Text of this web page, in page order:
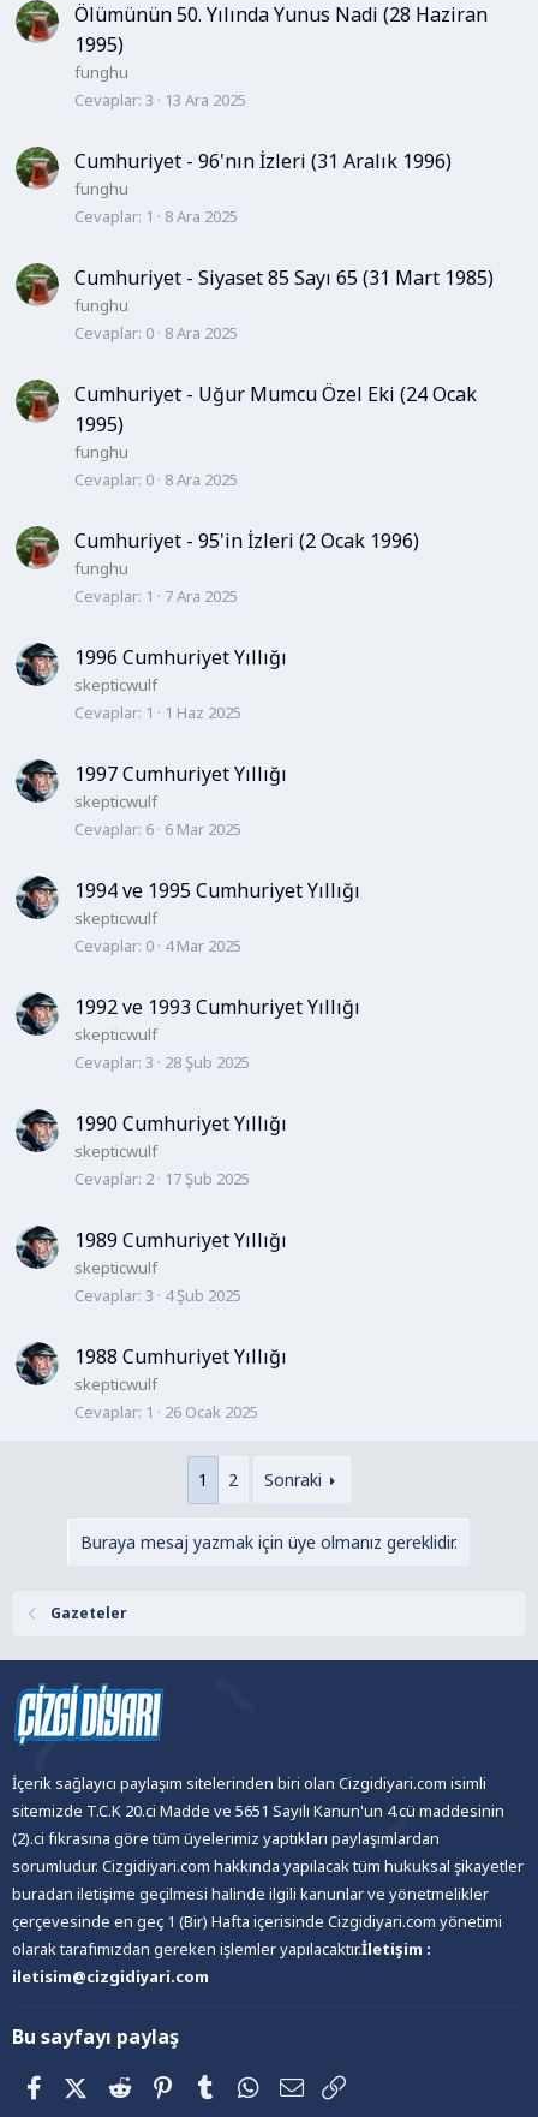
Ölümünün 50. Yılında Yunus Nadi (28 Haziran
1995)
funghu
Cevaplar 3 13 Ara 2025
Cumhuriyet - 96'nın İzleri (31 Aralık 1996)
funghu
Cevaplar 1 8 Ara 2025
Cumhuriyet - Siyaset 85 Sayı 65 (31 Mart 1985)
funghu
Cevaplar 0 8 Ara 2025
Cumhuriyet - Uğur Mumcu Özel Eki (24 Ocak
1995)
funghu
Cevaplar 0 8 Ara 2025
Cumhuriyet - 95'in İzleri (2 Ocak 1996)
funghu
Cevaplar 1 7 Ara 2025
1996 Cumhuriyet Yıllığı
skepticwulf
Cevaplar 1 1 Haz 2025
1997 Cumhuriyet Yıllığı
skepticwulf
Cevaplar 6 6 Mar 2025
1994 ve 1995 Cumhuriyet Yıllığı
skepticwulf
Cevaplar 0 4 Mar 2025
1992 ve 1993 Cumhuriyet Yıllığı
skepticwulf
Cevaplar 3 28 Şub 2025
1990 Cumhuriyet Yıllığı
skepticwulf
Cevaplar 2 17 Şub 2025
1989 Cumhuriyet Yıllığı
skepticwulf
Cevaplar 3 4 Şub 2025
1988 Cumhuriyet Yıllığı
skepticwulf
Cevaplar 1 26 Ocak 2025
1 2 Sonraki
Buraya mesaj yazmak için üye olmanız gereklidir.
Gazeteler
İçerik sağlayıcı paylaşım sitelerinden biri olan Cizgidiyari.com isimli
sitemizde T.C.K 20.ci Madde ve 5651 Sayılı Kanun'un 4.cü maddesinin
(2).ci fıkrasına göre tüm üyelerimiz yaptıkları paylaşımlardan
sorumludur. Cizgidiyari.com hakkında yapılacak tüm hukuksal şikayetler
buradan iletişime geçilmesi halinde ilgili kanunlar ve yönetmelikler
çerçevesinde en geç 1 (Bir) Hafta içerisinde Cizgidiyari.com yönetimi
olarak tarafımızdan gereken işlemler yapılacaktır.İletişim :
iletisim@cizgidiyari.com
Bu sayfayı paylaş
FacebookX (Twitter)
Reddit PinterestTumblrWhatsApp
E-posta